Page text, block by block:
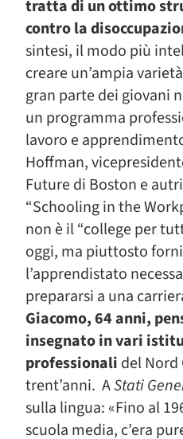
tratta di un ottimo
contro la
sintesi, il modo più
creare un’ampia
gran parte dei giovani
un programma
lavoro e
Hoffman,
Future di Boston e
“Schooling in the
non è il “college per
oggi, ma piuttosto
l’apprendistato
prepararsi a una
Giacomo, 64 anni,
insegnato in vari
professionali del Nord
trent’anni. AStati
sulla lingua: «Fino al
scuola media, c’era